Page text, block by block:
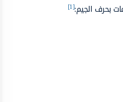
بحرف الجيم:[1]